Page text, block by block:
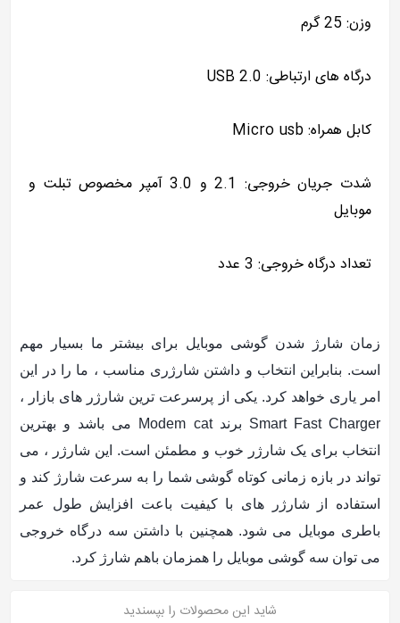
وزن: 25 گرم
درگاه های ارتباطی: USB 2.0
کابل همراه: Micro usb
شدت جریان خروجی: 2.1 و 3.0 آمپر مخصوص تبلت و
موبایل
تعداد درگاه خروجی: 3 عدد
زمان شارژ شدن گوشی موبایل برای بیشتر ما بسیار مهم
است. بنابراین انتخاب و داشتن شارژری مناسب ، ما را در این
امر یاری خواهد کرد. یکی از پرسرعت ترین شارژر های بازار ،
Smart Fast Charger برند Modem cat می باشد و بهترین
انتخاب برای یک شارژر خوب و مطمئن است. این شارژر ، می
تواند در بازه زمانی کوتاه گوشی شما را به سرعت شارژ کند و
استفاده از شارژر های با کیفیت باعت افزایش طول عمر
باطری موبایل می شود. همچنین با داشتن سه درگاه خروجی
می توان سه گوشی موبایل را همزمان باهم شارژ کرد.
شاید این محصولات را بپسندید